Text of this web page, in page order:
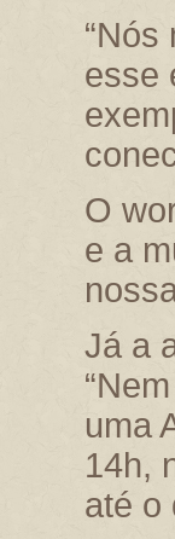
“Nós
esse
O
e a
Já a
uma
14h,
até o